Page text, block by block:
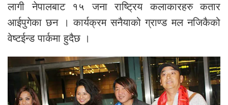
लागी नेपालबाट १५ जना राष्ट्रिय कलाकारहरु कतार
आईपुगेका छन । कार्यक्रम सनैयाको ग्राण्ड मल नजिकैको
वेष्टईन्ड पार्कमा हुदैछ ।